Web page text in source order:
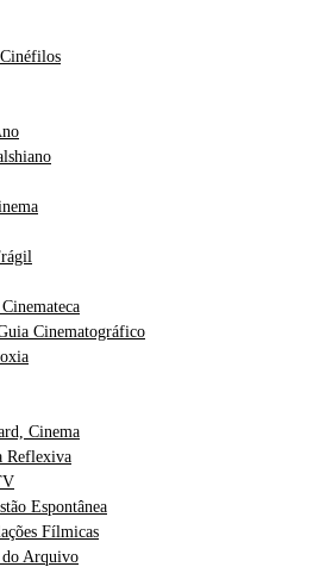
Cinematográfico
Cinema
Reflexiva
Espontânea
Fílmicas
do Arquivo